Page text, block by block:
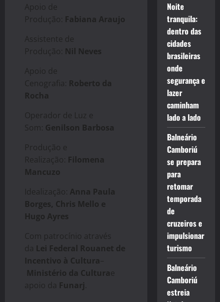
Apoio de
Produção: Fabiana Araujo
Assistente de
Produção: Nil Neves
Apoio de
Cenografia: Roberto da
Rocha
Operador de Luz e
Som: Genilson Barbosa
Produção e
Realização: Filomena
Mancuzo
Idealização: Anna Paula
Borges, Chris Mello e
Hugo Ayres
Com patrocínio através
da Lei Federal Rouanet de
Incentivo à Cultura–
Ministério da Culturae
apoio da Funarj
Noite
tranquila:
dentro das
cidades
brasileiras
onde
segurança e
lazer
caminham
lado a lado
Balneário
Camboriú
se prepara
para
retomar
temporada
de
cruzeiros e
impulsionar
turismo
Balneário
Camboriú
estreia